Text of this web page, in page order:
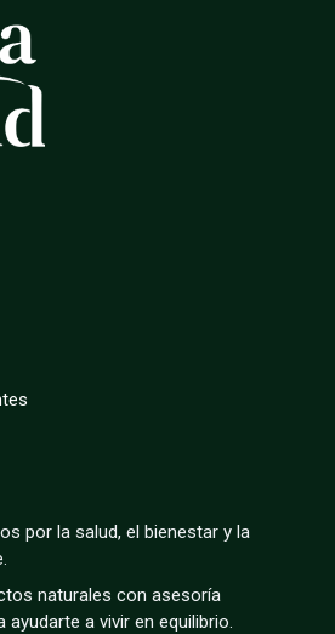
por la salud, el bienestar y la
naturales con asesoría
ayudarte a vivir en equilibrio.